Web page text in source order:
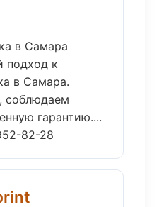
в Самара
подход к
в Самара.
соблюдаем
гарантию....
82-28